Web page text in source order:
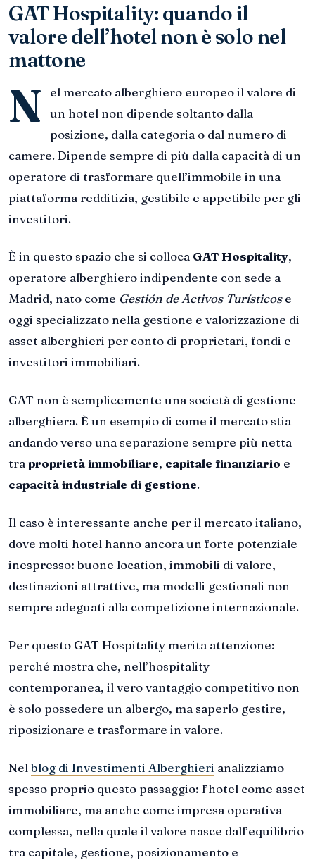
GAT Hospitality: quando il
valore dell’hotel non è solo nel
mattone
N
el mercato alberghiero europeo il valore di
un hotel non dipende soltanto dalla
posizione, dalla categoria o dal numero di
camere. Dipende sempre di più dalla capacità di un
operatore di trasformare quell’immobile in una
piattaforma redditizia, gestibile e appetibile per gli
investitori.
È in questo spazio che si colloca GAT Hospitality,
operatore alberghiero indipendente con sede a
Madrid, nato come Gestión de Activos Turísticose
oggi specializzato nella gestione e valorizzazione di
asset alberghieri per conto di proprietari, fondi e
investitori immobiliari.
GAT non è semplicemente una società di gestione
alberghiera. È un esempio di come il mercato stia
andando verso una separazione sempre più netta
traproprietà immobiliare, capitale finanziario e
capacità industriale di gestione.
Il caso è interessante anche per il mercato italiano,
dove molti hotel hanno ancora un forte potenziale
inespresso: buone location, immobili di valore,
destinazioni attrattive, ma modelli gestionali non
sempre adeguati alla competizione internazionale.
Per questo GAT Hospitality merita attenzione:
perché mostra che, nell’hospitality
contemporanea, il vero vantaggio competitivo non
è solo possedere un albergo, ma saperlo gestire,
riposizionare e trasformare in valore.
Nel blog di Investimenti Alberghieri analizziamo
spesso proprio questo passaggio: l’hotel come asset
immobiliare, ma anche come impresa operativa
complessa, nella quale il valore nasce dall’equilibrio
tra capitale, gestione, posizionamento e